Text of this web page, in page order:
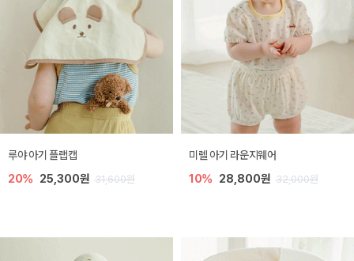
루야 아기 플랩캡
20% 25,300원 31,600원
미렐 아기 라운지웨어
10% 28,800원 32,000원